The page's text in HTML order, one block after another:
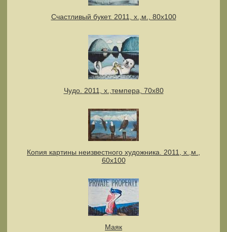
Счастливый букет. 2011, х.,м., 80х100
Чудо. 2011, х.,темпера, 70х80
Копия картины неизвестного художника. 2011, х.,м.,
60х100
Маяк